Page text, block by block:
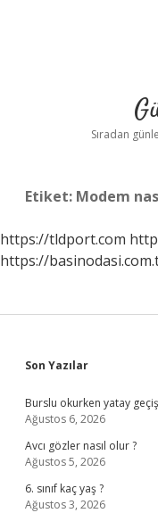
Sıradan
Etiket: Modem
https://tldport.com
https://
Sidebar
Son Yazılar
Burslu okurken yatay geçiş
Ağustos 6, 2026
Avcı gözler nasıl olur ?
Ağustos 5, 2026
6. sınıf kaç yaş ?
Ağustos 3, 2026